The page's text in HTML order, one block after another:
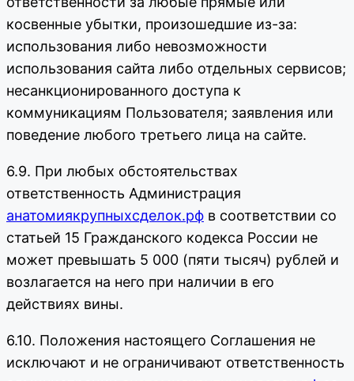
косвенные убытки, произошедшие из-за:
использования либо невозможности
использования сайта либо отдельных сервисов;
несанкционированного доступа к
коммуникациям Пользователя; заявления или
поведение любого третьего лица на сайте.
6.9. При любых обстоятельствах
ответственность Администрация
анатомиякрупныхсделок.рф в соответствии со
статьей 15 Гражданского кодекса России не
может превышать 5 000 (пяти тысяч) рублей и
возлагается на него при наличии в его
действиях вины.
6.10. Положения настоящего Соглашения не
исключают и не ограничивают ответственность